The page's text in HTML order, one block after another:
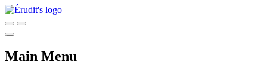
Main Menu